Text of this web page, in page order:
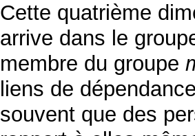
Cette quatrième
arrive dans le
membre du groupe
liens de
souvent que des